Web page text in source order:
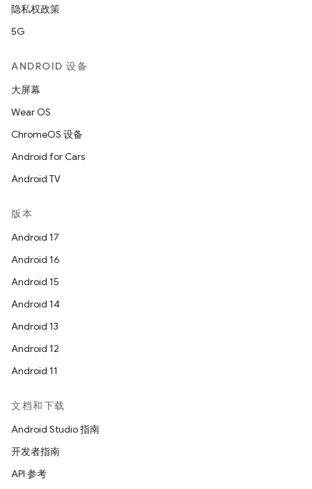
隐私权政策
5G
ANDROID 设备
大屏幕
Wear OS
ChromeOS 设备
Android for Cars
Android TV
版本
Android 17
Android 16
Android 15
Android 14
Android 13
Android 12
Android 11
文档和下载
Android Studio 指南
开发者指南
API 参考